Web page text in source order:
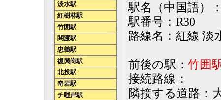
駅名（中国語）
駅番号：R30
路線名：紅線 淡
前後の駅： 竹囲
接続路線：
隣接する道路：
淡水駅
紅樹林駅
竹囲駅
関渡駅
忠義駅
復興崗駅
北投駅
奇岩駅
チ哩岸駅